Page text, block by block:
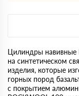
Цилиндры навивные
на синтетическом
изделия, которые
горных пород
с покрытием